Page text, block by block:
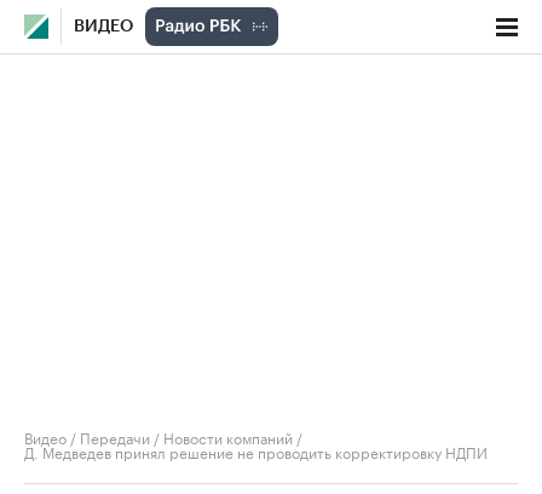
ВИДЕО
Видео / Передачи / Новости компаний /
Д. Медведев принял решение не проводить корректировку НДПИ